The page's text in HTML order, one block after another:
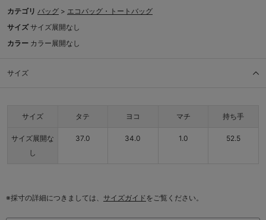
カテゴリ バッグ > エコバッグ・トートバッグ
サイズ サイズ展開なし
カラー カラー展開なし
サイズ
サイズ タテ ヨコ マチ 持ち手
サイズ展開な
し
37.0 34.0 1.0 52.5
※採寸の詳細につきましては、 サイズガイドをご覧ください。